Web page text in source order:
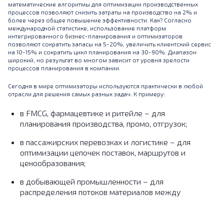
математические алгоритмы для оптимизации производственных
процессов позволяют снизить затраты на производство на 2% и
более через общее повышение эффективности. Как? Согласно
международной статистике, использование платформ
интегрированного бизнес-планирования и оптимизаторов
позволяют сократить запасы на 5-20%, увеличить клиентский сервис
на 10-15% и сократить цикл планирования на 30-90%. Диапазон
широкий, но результат во многом зависит от уровня зрелости
процессов планирования в компании.
Сегодня в мире оптимизаторы используются практически в любой
отрасли для решения самых разных задач. К примеру:
в FMCG, фармацевтике и ритейле – для
планирования производства, промо, отгрузок;
в пассажирских перевозках и логистике – для
оптимизации цепочек поставок, маршрутов и
ценообразования;
в добывающей промышленности – для
распределения потоков материалов между